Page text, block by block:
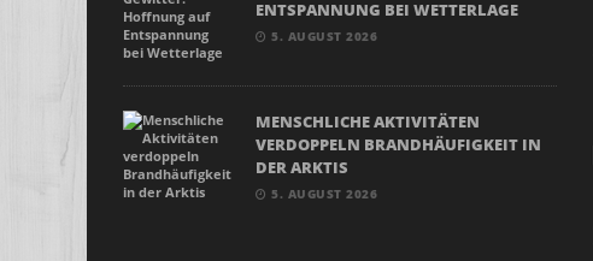
NTSPANNUNG BEI WETTERLAGE
5. AUGUST 2026
MENSCHLICHE AKTIVITÄTEN
VERDOPPELN BRANDHÄUFIGKEIT IN
DER ARKTIS
5. AUGUST 2026